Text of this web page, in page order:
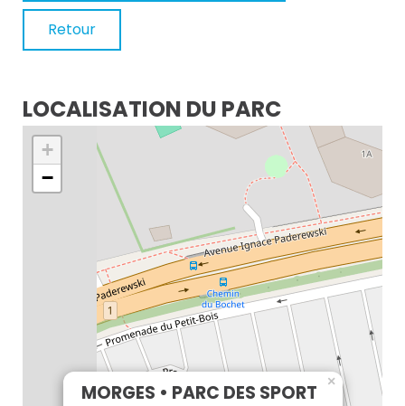
Retour
LOCALISATION DU PARC
MORGES • PARC DES SPORT ×
+
−